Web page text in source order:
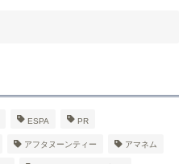
ESPA PR
アフタヌーンティー アマネム